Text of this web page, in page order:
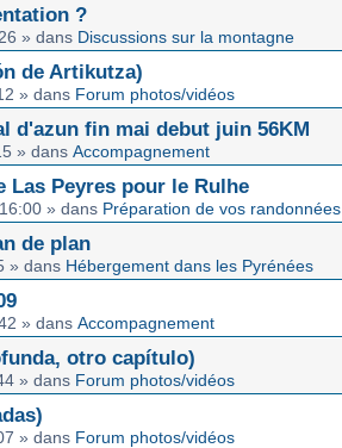
?
» dans Discussions sur la montagne
de Artikutza)
» dans Forum photos/vidéos
d'azun fin mai debut juin 56KM
» dans Accompagnement
Las Peyres pour le Rulhe
» dans Préparation de vos randonnées
de plan
» dans Hébergement dans les Pyrénées
» dans Accompagnement
otro capítulo)
» dans Forum photos/vidéos
» dans Forum photos/vidéos